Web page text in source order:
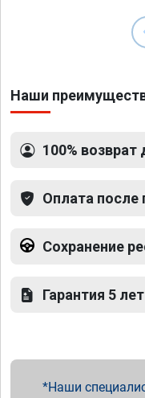
Наши
100% возврат
Оплата после
Сохранение
Гарантия 5 лет
Наши